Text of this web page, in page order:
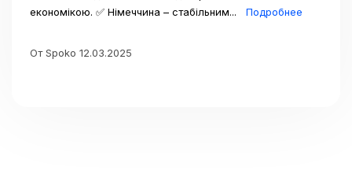
економікою. ✅ Німеччина – стабільним...
Подробнее
От Spoko 12.03.2025